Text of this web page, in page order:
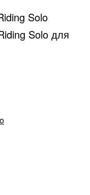
Solo
Solo для